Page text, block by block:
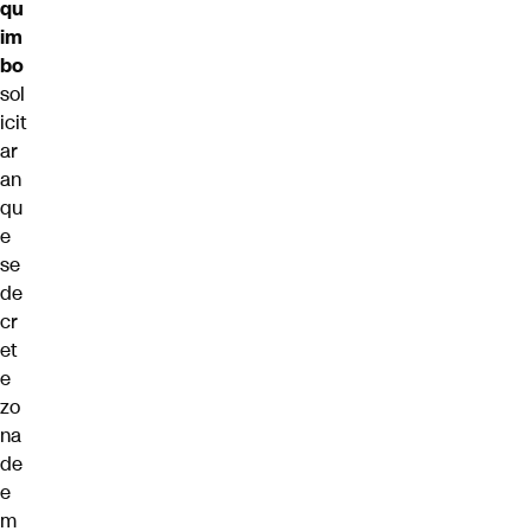
qu
im
bo
sol
icit
ar
an
qu
e
se
de
cr
et
e
zo
na
de
e
m